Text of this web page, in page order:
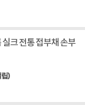
크 전통 접부채 손부
)